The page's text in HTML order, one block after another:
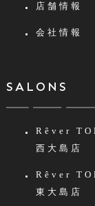
店舗情報
会社情報
SALONS
Rêver
西大島店
Rêver
東大島店